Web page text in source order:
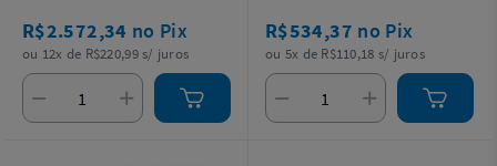
R$2.572,34 no Pix
ou 12x de R$220,99 s/ juros
R$534,37 no Pix
ou 5x de R$110,18 s/ juros